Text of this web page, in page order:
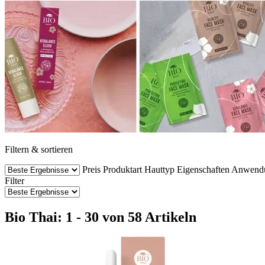
Filtern & sortieren
Preis Produktart Hauttyp Eigenschaften
Filter
Bio Thai: 1 - 30 von 58 Artikeln